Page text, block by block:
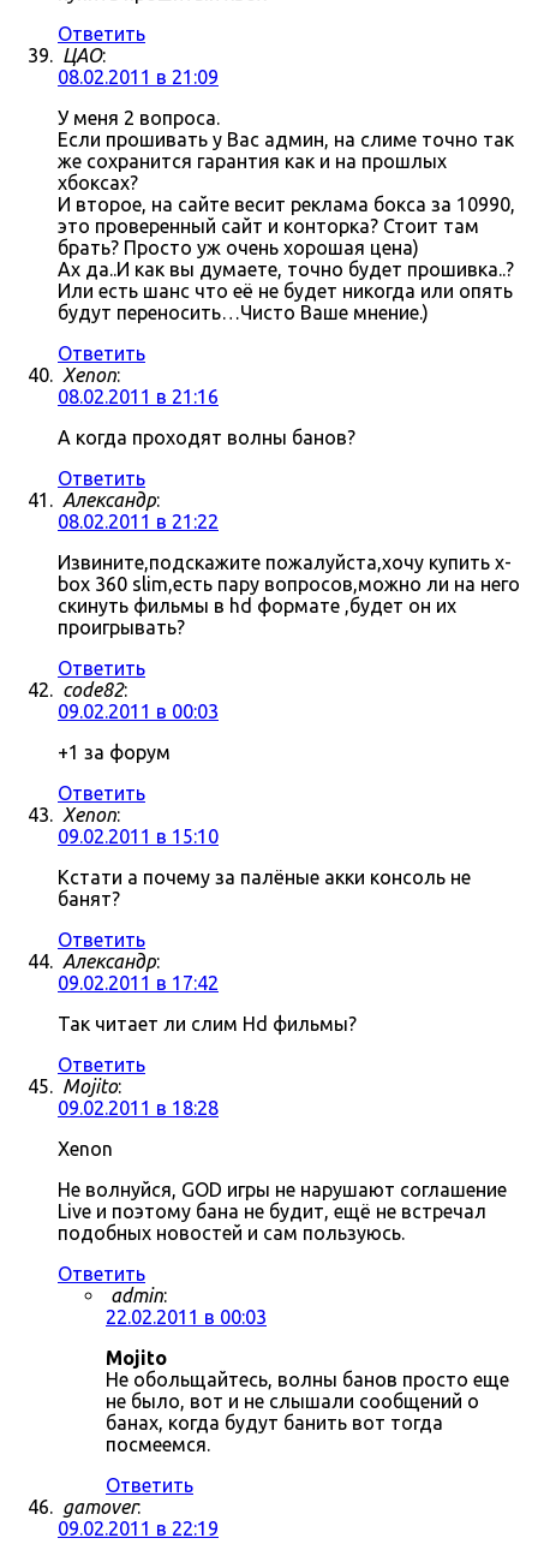
Ответить
ЦАО:
08.02.2011 в 21:09
У меня 2 вопроса.
Если прошивать у Вас админ, на слиме точно так
же сохранится гарантия как и на прошлых
хбоксах?
И второе, на сайте весит реклама бокса за 10990,
это проверенный сайт и конторка? Стоит там
брать? Просто уж очень хорошая цена)
Ах да..И как вы думаете, точно будет прошивка..?
Или есть шанс что её не будет никогда или опять
будут переносить…Чисто Ваше мнение.)
Ответить
Xenon:
08.02.2011 в 21:16
А когда проходят волны банов?
Ответить
Александр:
08.02.2011 в 21:22
Извините,подскажите пожалуйста,хочу купить x-
box 360 slim,есть пару вопросов,можно ли на него
скинуть фильмы в hd формате ,будет он их
проигрывать?
Ответить
code82:
09.02.2011 в 00:03
+1 за форум
Ответить
Xenon:
09.02.2011 в 15:10
Кстати а почему за палёные акки консоль не
банят?
Ответить
Александр:
09.02.2011 в 17:42
Так читает ли слим Hd фильмы?
Ответить
Mojito:
09.02.2011 в 18:28
Xenon
Не волнуйся, GOD игры не нарушают соглашение
Live и поэтому бана не будит, ещё не встречал
подобных новостей и сам пользуюсь.
Ответить
admin:
22.02.2011 в 00:03
Mojito
Не обольщайтесь, волны банов просто еще
не было, вот и не слышали сообщений о
банах, когда будут банить вот тогда
посмеемся.
Ответить
gamover:
09.02.2011 в 22:19